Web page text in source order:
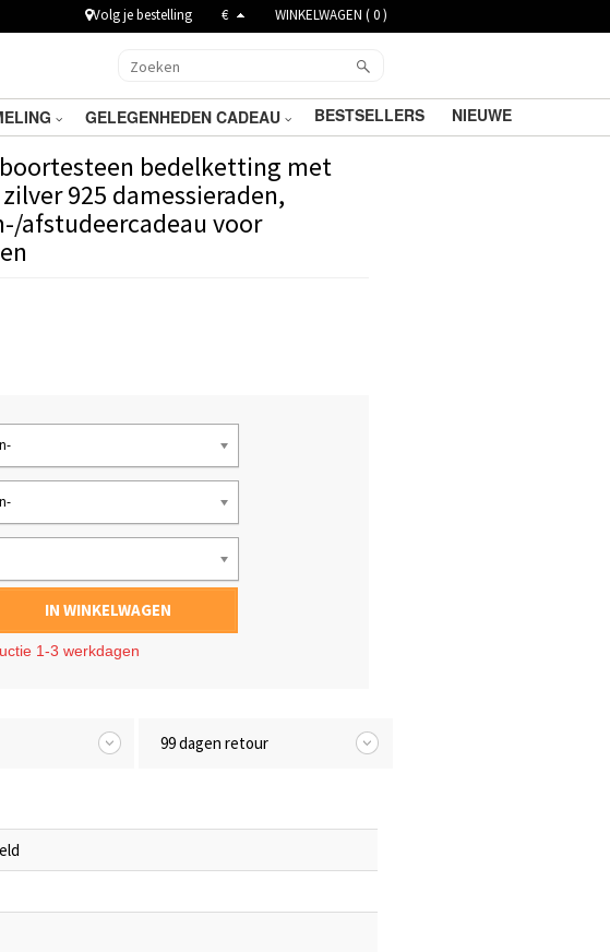
Volg je bestelling € WINKELWAGEN (0)
GELEGENHEDEN CADEAU BESTSELLERS NIEUWE
bedelketting met
925 damessieraden,
afstudeercadeau voor
IN WINKELWAGEN
1-3 werkdagen
99 dagen retour